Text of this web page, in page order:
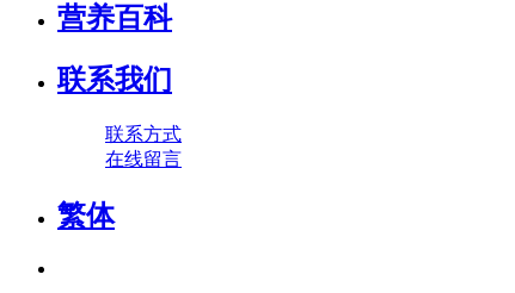
营养百科
联系我们
联系方式
在线留言
繁体